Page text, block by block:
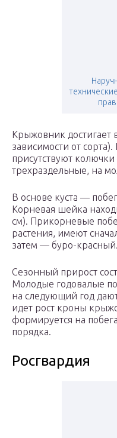
Крыжовник достигает
зависимости от
присутствуют
трехраздельные, на
В основе куста —
Корневая шейка
см). Прикорневые
растения, имеют
затем — буро-красный.
Сезонный прирост
Молодые годовалые
на следующий год
идет рост кроны
формируется на
порядка.
Росгвардия